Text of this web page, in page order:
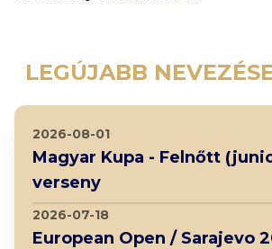
LEGÚJABB
2026-08-01
Magyar Kupa - Felnőtt
verseny
2026-07-18
European Open / Sarajevo